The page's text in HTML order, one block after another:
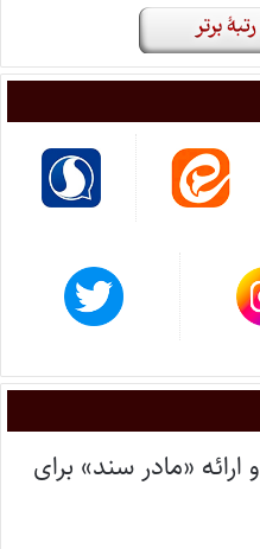
نحوه تهیه نقشه UTM و ارائه «مادر سند» برای